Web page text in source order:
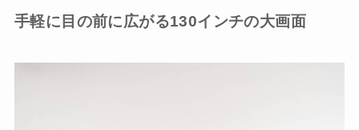
手軽に目の前に広がる130インチの大画面